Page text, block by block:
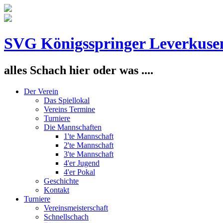
SVG Königsspringer
alles Schach hier oder was ....
Der Verein
Das Spiellokal
Vereins Termine
Turniere
Die Mannschaften
1'te Mannschaft
2'te Mannschaft
3'te Mannschaft
4'er Jugend
4'er Pokal
Geschichte
Kontakt
Turniere
Vereinsmeisterschaft
Schnellschach